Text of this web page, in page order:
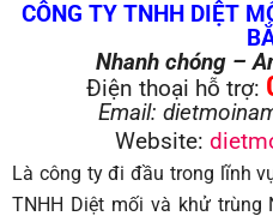
CÔNG TY TNHH DIỆT
Nhanh chóng –
Điện thoại hỗ trợ:
Email:
Website:
Là công ty đi đầu trong lĩnh
TNHH Diệt mối và khử trùng